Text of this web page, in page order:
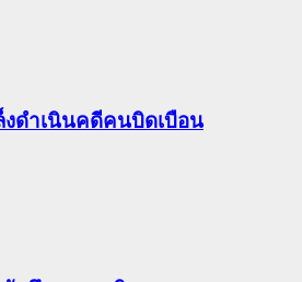
งดำเนินคดีคนบิดเบือน